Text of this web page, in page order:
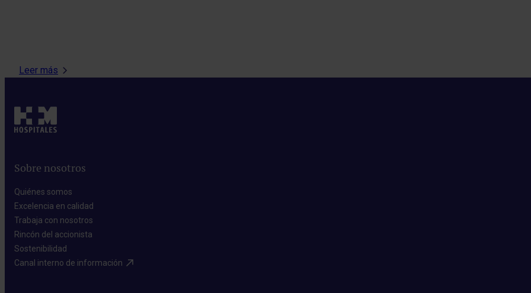
Leer más
Sobre nosotros
Quiénes somos​
Excelencia en calidad​
Trabaja con nosotros​
Rincón del accionista​
Sostenibilidad​
Canal interno de información​